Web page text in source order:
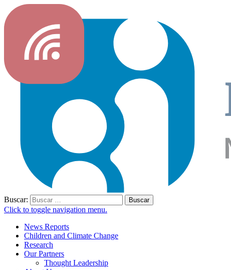
Buscar:
Click to toggle navigation menu.
News Reports
Children and Climate Change
Research
Our Partners
Thought Leadership